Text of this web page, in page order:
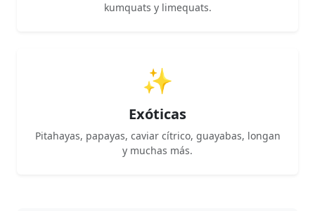
kumquats y limequats.
✨
Exóticas
Pitahayas, papayas, caviar cítrico, guayabas, longan
y muchas más.